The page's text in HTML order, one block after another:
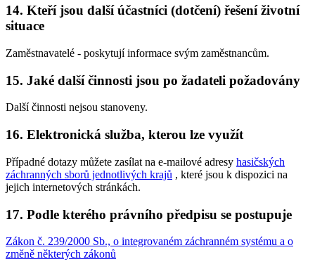
14. Kteří jsou další účastníci (dotčení) řešení životní
situace
Zaměstnavatelé - poskytují informace svým zaměstnancům.
15. Jaké další činnosti jsou po žadateli požadovány
Další činnosti nejsou stanoveny.
16. Elektronická služba, kterou lze využít
Případné dotazy můžete zasílat na e-mailové adresy hasičských
záchranných sborů jednotlivých krajů , které jsou k dispozici na
jejich internetových stránkách.
17. Podle kterého právního předpisu se postupuje
Zákon č. 239/2000 Sb., o integrovaném záchranném systému a o
změně některých zákonů